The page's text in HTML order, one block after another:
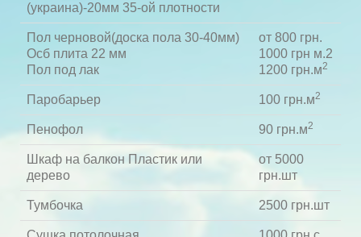
(украина)-20мм 35-ой плотности
Пол черновой(доска пола 30-40мм)
Осб плита 22 мм
Пол под лак
от 800 грн.
1000 грн м.2
1200 грн.м2
Паробарьер 100 грн.м2
Пенофол 90 грн.м2
Шкаф на балкон Пластик или
дерево
от 5000
грн.шт
Тумбочка 2500 грн.шт